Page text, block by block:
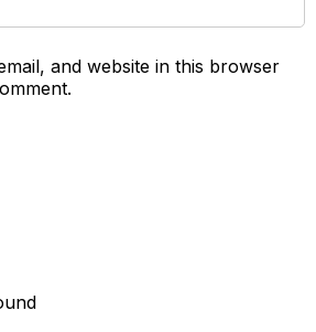
and website in this browser